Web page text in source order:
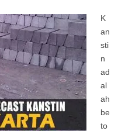
K
an
sti
n
ad
al
ah
be
to